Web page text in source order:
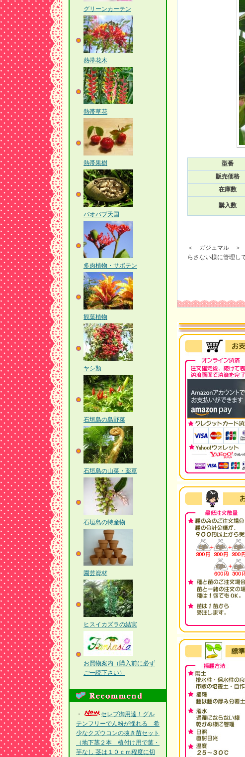
グリーンカーテン
熱帯花木
熱帯草花
熱帯果樹
バオバブ天国
多肉植物・サボテン
観葉植物
ヤシ類
石垣島の島野菜
石垣島の山菜・薬草
石垣島の特産物
園芸資材
ヒスイカズラの結実
お買物案内（購入前に必ず
ご一読下さい）
・
セレブ御用達！グル
テンフリーでん粉が採れる 希
少なクズウコンの抜き苗セット
（地下茎２本 植付け用で葉・
芋なし 茎は１０ｃｍ程度に切
型番
販売価格
在庫数
購入数
＜ ガジュマル ＞ ◎
らさない様に管理し